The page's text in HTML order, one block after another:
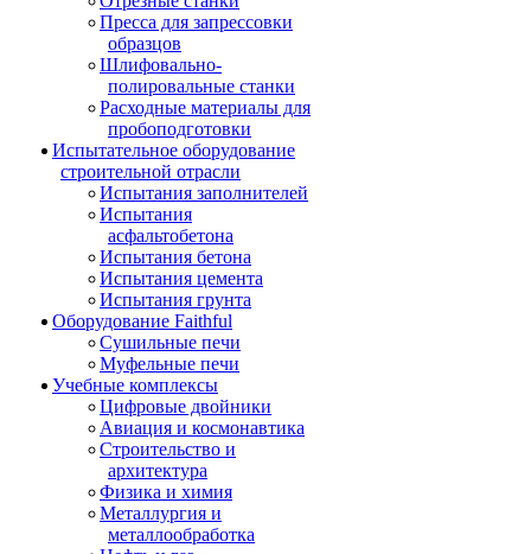
Пресса для запрессовки
образцов
Шлифовально-
полировальные станки
Расходные материалы для
пробоподготовки
Испытательное оборудование
строительной отрасли
Испытания заполнителей
Испытания
асфальтобетона
Испытания бетона
Испытания цемента
Испытания грунта
Оборудование Faithful
Сушильные печи
Муфельные печи
Учебные комплексы
Цифровые двойники
Авиация и космонавтика
Строительство и
архитектура
Физика и химия
Металлургия и
металлообработка